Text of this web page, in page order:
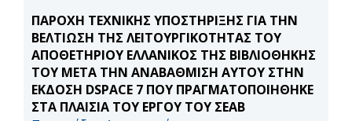
ΠΑΡΟΧΗ ΤΕΧΝΙΚΗΣ ΥΠΟΣΤΗΡΙΞΗΣ ΓΙΑ ΤΗΝ
ΒΕΛΤΙΩΣΗ ΤΗΣ ΛΕΙΤΟΥΡΓΙΚΟΤΗΤΑΣ ΤΟΥ
ΑΠΟΘΕΤΗΡΙΟΥ ΕΛΛΑΝΙΚΟΣ ΤΗΣ ΒΙΒΛΙΟΘΗΚΗΣ
ΤΟΥ ΜΕΤΑ ΤΗΝ ΑΝΑΒΑΘΜΙΣΗ ΑΥΤΟΥ ΣΤΗΝ
ΕΚΔΟΣΗ DSPACE 7 ΠΟΥ ΠΡΑΓΜΑΤΟΠΟΙΗΘΗΚΕ
ΣΤΑ ΠΛΑΙΣΙΑ ΤΟΥ ΕΡΓΟΥ ΤΟΥ ΣΕΑΒ